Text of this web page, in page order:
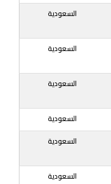
السعودية
السعودية
السعودية
السعودية
السعودية
السعودية